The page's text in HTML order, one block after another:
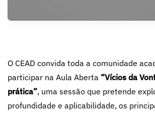
O CEAD convida toda a comunidade
participar na Aula Aberta “Vícios da
prática”, uma sessão que pretende
profundidade e aplicabilidade, os